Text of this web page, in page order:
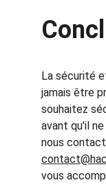
La sécurité
jamais être
souhaitez
avant qu'il
nous
vous